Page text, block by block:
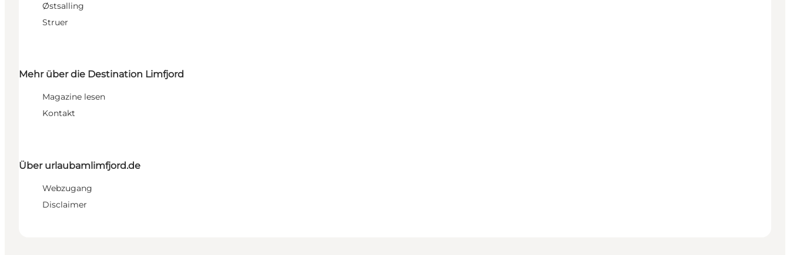
Østsalling
Struer
Mehr über die Destination Limfjord
Magazine lesen
Kontakt
Über urlaubamlimfjord.de
Webzugang
Disclaimer